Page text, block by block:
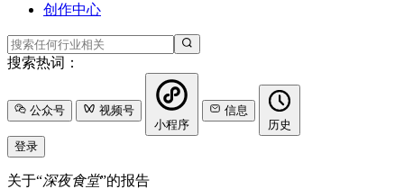
创作中心
搜索热词：
公众号
视频号
小程序
信息
历史
登录
关于“深夜食堂”的报告